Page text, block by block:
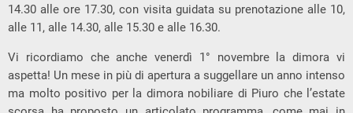
14.30 alle ore 17.30, con visita guidata su prenotazione alle 10,
alle 11, alle 14.30, alle 15.30 e alle 16.30.
Vi ricordiamo che anche venerdì 1° novembre la dimora vi
aspetta! Un mese in più di apertura a suggellare un anno intenso
ma molto positivo per la dimora nobiliare di Piuro che l’estate